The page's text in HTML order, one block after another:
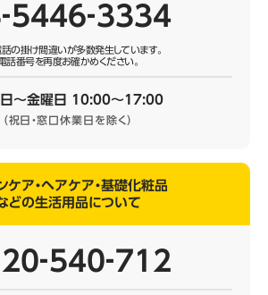
の掛け間違いが多数発生しています。
話番号を再度お確かめください。
日～金曜日 10:00～17:00
（祝日・窓口休業日を除く）
ケア・ヘアケア・基礎化粧品
どの生活用品について